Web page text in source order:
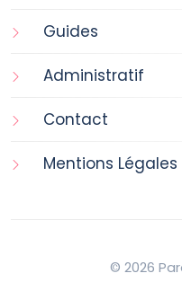
Guides
Administratif
Contact
Mentions Légales
© 2026